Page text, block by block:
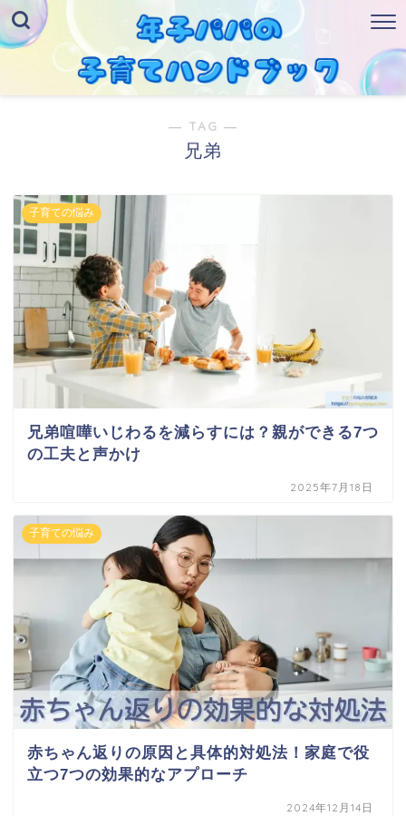
― TAG ―
兄弟
子育ての悩み
兄弟喧嘩いじわるを減らすには？親ができる7つ
の工夫と声かけ
2025年7月18日
子育ての悩み
赤ちゃん返りの原因と具体的対処法！家庭で役
立つ7つの効果的なアプローチ
2024年12月14日